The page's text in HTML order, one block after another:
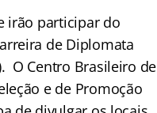
irão participar do
de Diplomata
O Centro Brasileiro de
e de Promoção